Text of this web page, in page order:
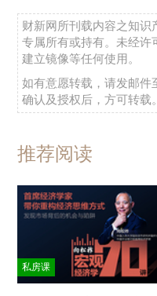
财新网所刊载内容之知识
专属所有或持有。未经许
建立镜像等任何使用。
如有意愿转载，请发邮件
确认及授权后，方可转载。
推荐阅读
私房课